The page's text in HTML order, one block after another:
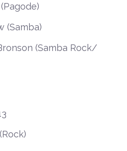
(Samba)
(Samba Rock/